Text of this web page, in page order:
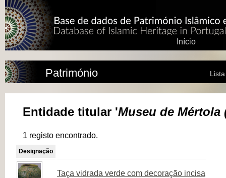
Início
Património
Entidade titular 'Museu de Mértola
1 registo encontrado.
Designação
Taça vidrada verde com decoração incisa